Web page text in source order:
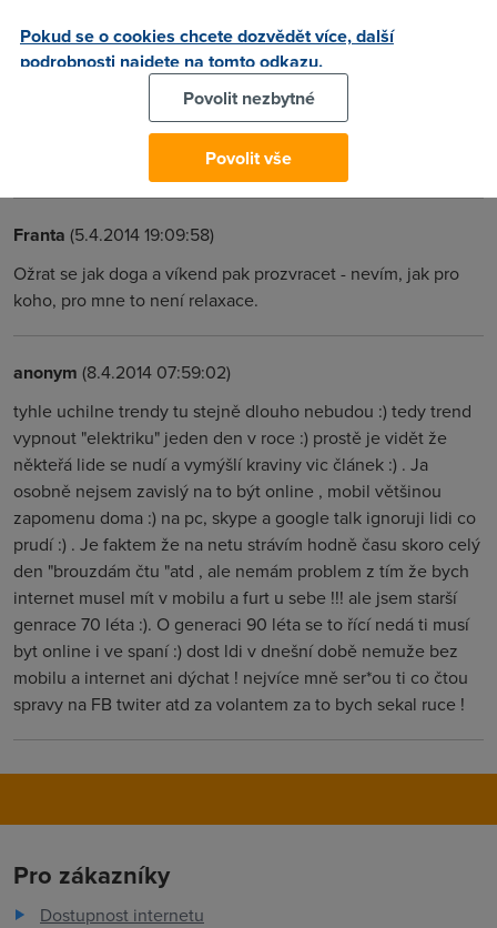
Není přece nutné hned chlastat, znám i jiné možnosti
víkendové relaxace i "relaxace".
volani.webnode.cz(5.4.2014 00:07:04)
Jak se liší relaxace od "relaxace" ? :)
Franta (5.4.2014 19:09:58)
Ožrat se jak doga a víkend pak prozvracet - nevím, jak pro
koho, pro mne to není relaxace.
anonym (8.4.2014 07:59:02)
tyhle uchilne trendy tu stejně dlouho nebudou :) tedy trend
vypnout "elektriku" jeden den v roce :) prostě je vidět že
někteřá lide se nudí a vymýšlí kraviny vic článek :) . Ja
osobně nejsem zavislý na to být online , mobil většinou
zapomenu doma :) na pc, skype a google talk ignoruji lidi co
prudí :) . Je faktem že na netu strávím hodně času skoro celý
den "brouzdám čtu "atd , ale nemám problem z tím že bych
internet musel mít v mobilu a furt u sebe !!! ale jsem starší
genrace 70 léta :). O generaci 90 léta se to řící nedá ti musí
byt online i ve spaní :) dost ldi v dnešní době nemuže bez
mobilu a internet ani dýchat ! nejvíce mně ser*ou ti co čtou
spravy na FB twiter atd za volantem za to bych sekal ruce !
Pro zákazníky
Dostupnost internetu
Pokud se o cookies chcete dozvědět více, další
podrobnosti najdete na tomto odkazu.
Povolit nezbytné
Povolit vše